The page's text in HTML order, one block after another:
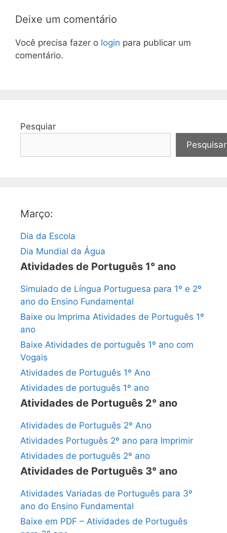
Deixe um comentário
Você precisa fazer o login para publicar um
comentário.
Pesquiar
Pesquisar
Março:
Dia da Escola
Dia Mundial da Água
Atividades de Português 1° ano
Simulado de Língua Portuguesa para 1º e 2º
ano do Ensino Fundamental
Baixe ou Imprima Atividades de Português 1º
ano
Baixe Atividades de português 1º ano com
Vogais
Atividades de Português 1º Ano
Atividades de português 1º ano
Atividades de Português 2° ano
Atividades de Português 2º Ano
Atividades Português 2º ano para Imprimir
Atividades de português 2º ano
Atividades de Português 3° ano
Atividades Variadas de Português para 3º
ano do Ensino Fundamental
Baixe em PDF – Atividades de Português